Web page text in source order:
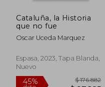
Cataluña, la Historia
que no fue
Oscar Uceda Marquez
Espasa, 2023, Tapa Blanda,
Nuevo